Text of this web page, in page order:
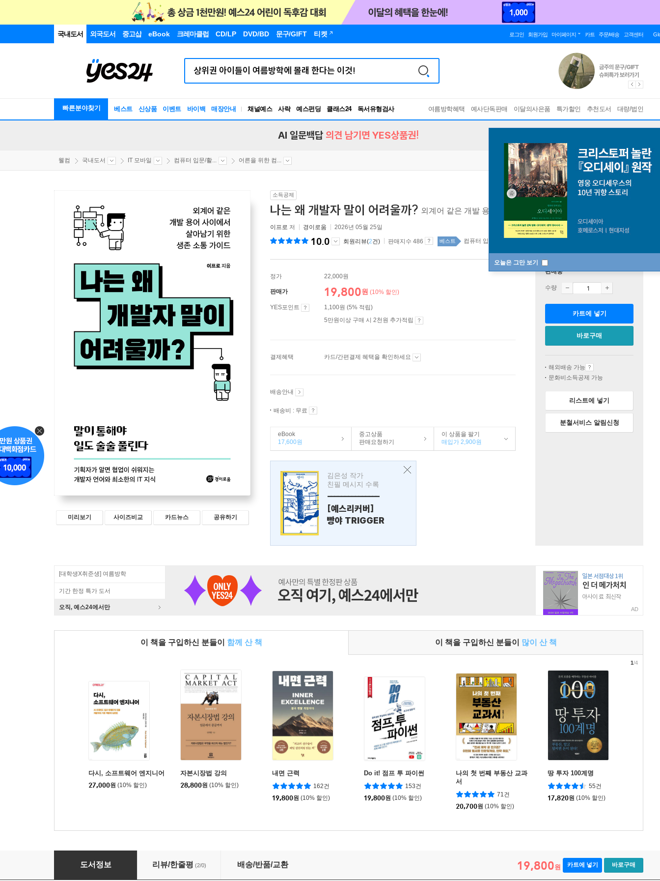
국내도서 외국도서 중고샵 eBook 크레마클럽 CD/LP DVD/BD 문구/GIFT 티켓 로그인 회원가입 마이페이지 카트 주문/배송 고객센터
빠른분야찾기 베스트 신상품 이벤트 바이백 매장안내 채널예스 사락 예스펀딩 클래스24
독서유형검사
RBTI Lab
여름방학혜택 예사단독판매 이달의사은품 특가할인 추천도서 대량/법인
오늘은 그만 보기
AI 일문백답 의견 남기면 YES상품권!
웰컴 국내도서 IT 모바일 컴퓨터 입문/활... 어른을 위한 컴...
미리보기 사이즈비교 카드뉴스 공유하기
소득공제
나는 왜 개발자 말이 어려울까? 외계어 같은 개발 용어 사이에서 살아남기 위한 생존 소통 가이드
이프로 저 경이로움 2026년 05월 25일
10.0 회원리뷰(2건) 판매지수 486 베스트 컴퓨터 입문/활용 top100 8주
정가 22,000원
판매가 19,800원 (10% 할인)
YES포인트
1,100원 (5% 적립)
5만원이상 구매 시 2천원 추가적립
결제혜택 카드/간편결제 혜택을 확인하세요
배송안내
배송비 : 무료
eBook
17,600원
중고상품
판매요청하기
이 상품을 팔기
매입가 2,900원
김은성 작가
친필 메시지 수록
---------------
[예스리커버]
빵야 TRIGGER
판매중
수량
카트에 넣기
바로구매
해외배송 가능
문화비소득공제 가능
리스트에 넣기
분철서비스 알림신청
[대학생X취준생] 여름방학
기간 한정 특가 도서
오직, 예스24에서만 AD
이 책을 구입하신 분들이 함께 산 책 이 책을 구입하신 분들이 많이 산 책
다시, 소프트웨어 엔지니어
27,000원 (10% 할인)
자본시장법 강의
28,800원 (10% 할인)
내면 근력
162건
19,800원 (10% 할인)
Do it! 점프 투 파이썬
153건
19,800원 (10% 할인)
나의 첫 번째 부동산 교과
서
71건
20,700원 (10% 할인)
땅 투자 100계명
55건
17,820원 (10% 할인)
1/4
나는 왜 개발자 말이 어려울까?
도서정보 리뷰/한줄평 (2/0) 배송/반품/교환 19,800원 카트에 넣기 바로구매